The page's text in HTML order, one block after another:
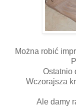
Można robić
Ostatnio
Wczorajsza
Ale damy